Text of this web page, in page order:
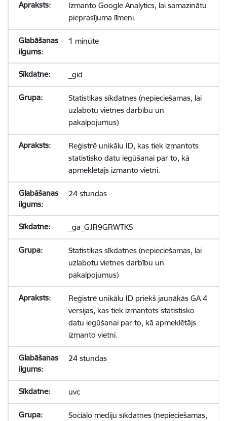
Izmanto Google Analytics, lai samazinātu
pieprasījuma līmeni.
1 minūte
_gid
Statistikas sīkdatnes (nepieciešamas, lai
uzlabotu vietnes darbību un
pakalpojumus)
Reģistrē unikālu ID, kas tiek izmantots
statistisko datu iegūšanai par to, kā
apmeklētājs izmanto vietni.
24 stundas
_ga_GJR9GRWTKS
Statistikas sīkdatnes (nepieciešamas, lai
uzlabotu vietnes darbību un
pakalpojumus)
Reģistrē unikālu ID priekš jaunākās GA 4
versijas, kas tiek izmantots statistisko
datu iegūšanai par to, kā apmeklētājs
izmanto vietni.
24 stundas
uvc
Sociālo mediju sīkdatnes (nepieciešamas,